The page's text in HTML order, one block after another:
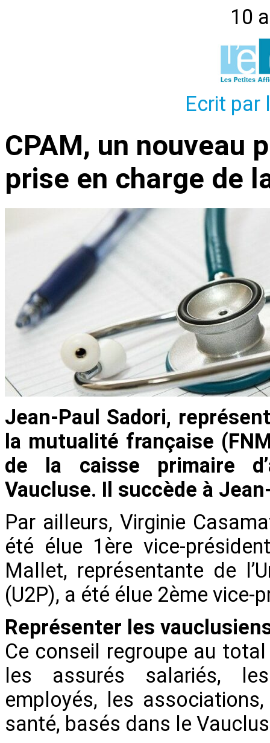
10
Ecrit par
CPAM, un nouveau
prise en charge de
Jean-Paul Sadori,
la mutualité française
de la caisse primaire
Vaucluse. Il succède à
Par ailleurs, Virginie
été élue 1ère vice-
Mallet, représentante de
(U2P), a été élue 2ème vice-
Représenter les
Ce conseil regroupe au
les assurés salariés,
employés, les
santé, basés dans le